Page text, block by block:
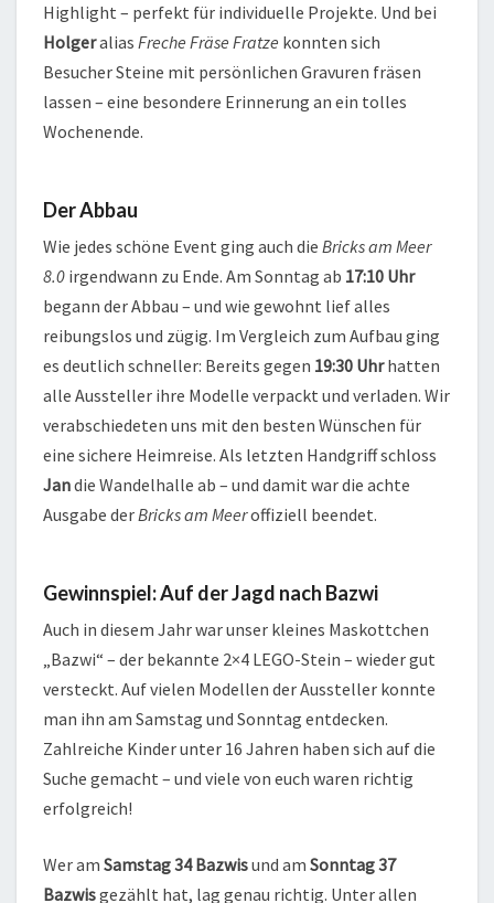
Highlight – perfekt für individuelle Projekte. Und bei
Holgeralias Freche Fräse Fratze konnten sich
Besucher Steine mit persönlichen Gravuren fräsen
lassen – eine besondere Erinnerung an ein tolles
Wochenende.
Der Abbau
Wie jedes schöne Event ging auch die Bricks am Meer
8.0 irgendwann zu Ende. Am Sonntag ab 17:10 Uhr
begann der Abbau – und wie gewohnt lief alles
reibungslos und zügig. Im Vergleich zum Aufbau ging
es deutlich schneller: Bereits gegen 19:30 Uhrhatten
alle Aussteller ihre Modelle verpackt und verladen. Wir
verabschiedeten uns mit den besten Wünschen für
eine sichere Heimreise. Als letzten Handgriff schloss
Jandie Wandelhalle ab – und damit war die achte
Ausgabe derBricks am Meeroffiziell beendet.
Gewinnspiel: Auf der Jagd nach Bazwi
Auch in diesem Jahr war unser kleines Maskottchen
„Bazwi“ – der bekannte 2×4 LEGO-Stein – wieder gut
versteckt. Auf vielen Modellen der Aussteller konnte
man ihn am Samstag und Sonntag entdecken.
Zahlreiche Kinder unter 16 Jahren haben sich auf die
Suche gemacht – und viele von euch waren richtig
erfolgreich!
Wer am Samstag 34 Bazwisund am Sonntag 37
Bazwisgezählt hat, lag genau richtig. Unter allen